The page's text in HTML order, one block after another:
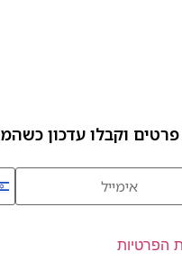
וקבלו עדכון
הפרטיות